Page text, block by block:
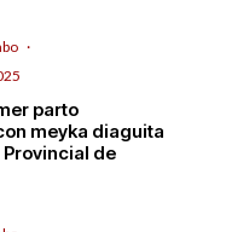
·
parto
meyka diaguita
Provincial de